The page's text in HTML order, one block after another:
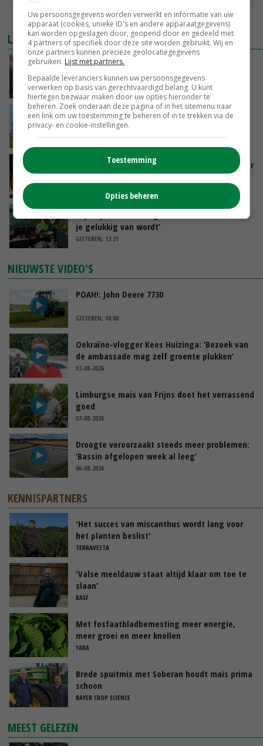
MEER MARKTPRIJZEN
LAATSTE NIEUWS
‘Samenwerking A-ware en Amalthea gaat
zorgen voor meer balans’
GISTEREN, 16:01
Internationale vraag naar geitenzuivel blijft
groot: Nederland in Europese top
GISTEREN, 15:33
Vlaamse varkensstapel krimpt, pluimveesector
groeit door schaalvergroting
‘Cijfer jezelf niet weg en doe vooral ook waar
je gelukkig van wordt’
GISTEREN, 13:31
NIEUWSTE VIDEO'S
POAH!: John Deere 7730
GISTEREN, 10:00
Oekraïne-vlogger Kees Huizinga: ‘Bezoek van
de ambassade mag zelf groente plukken’
07-08-2026
Limburgse mais van Frijns doet het verrassend
goed
07-08-2026
Droogte veroorzaakt steeds meer problemen:
‘Bassin afgelopen week al leeg’
06-08-2026
KENNISPARTNERS
'Het succes van miscanthus wordt lang voor
het planten beslist'
TERRAVESTA
‘Valse meeldauw staat altijd klaar om toe te
slaan’
BASF
Met fosfaatbladbemesting meer energie,
meer groei en meer knollen
YARA
Brede spuitmix met Soberan houdt mais prima
schoon
BAYER CROP SCIENCE
MEEST GELEZEN
Uw persoonsgegevens worden verwerkt en informatie van uw
apparaat (cookies, unieke ID's en andere apparaatgegevens)
kan worden opgeslagen door, geopend door en gedeeld met
4 partners of specifiek door deze site worden gebruikt. Wij en
onze partners kunnen precieze geolocatiegegevens
gebruiken. Lijst met partners.
Bepaalde leveranciers kunnen uw persoonsgegevens
verwerken op basis van gerechtvaardigd belang. U kunt
hiertegen bezwaar maken door uw opties hieronder te
beheren. Zoek onderaan deze pagina of in het sitemenu naar
een link om uw toestemming te beheren of in te trekken via de
privacy- en cookie-instellingen.
Toestemming
Opties beheren